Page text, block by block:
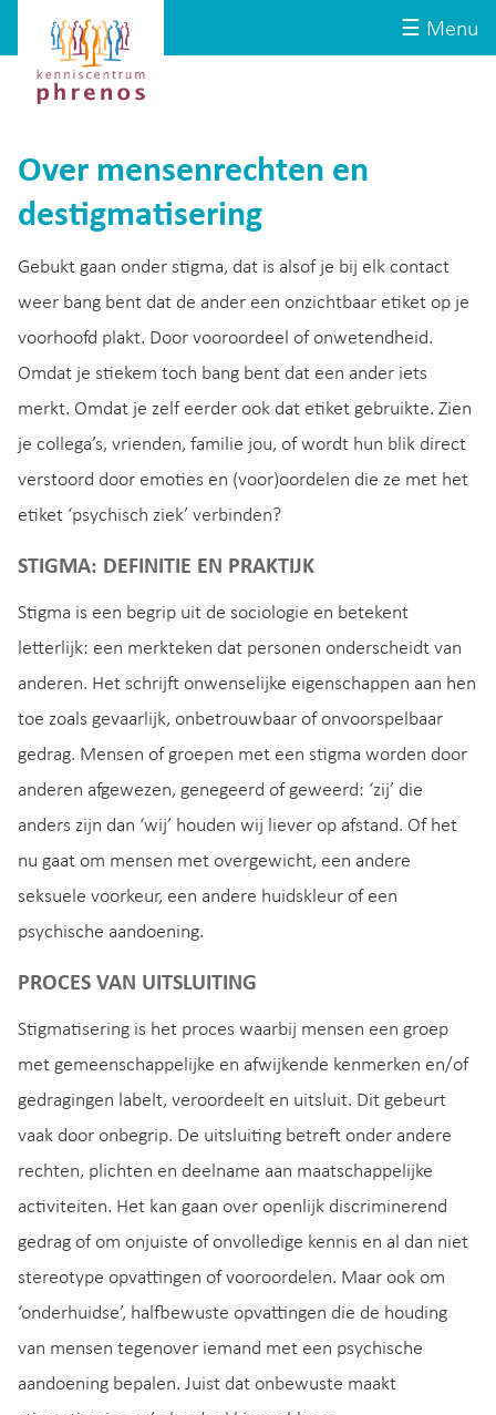
☰ Menu
Kenniscentrum
Phrenos
website
Over mensenrechten en
destigmatisering
Gebukt gaan onder stigma, dat is alsof je bij elk contact
weer bang bent dat de ander een onzichtbaar etiket op je
voorhoofd plakt. Door vooroordeel of onwetendheid.
Omdat je stiekem toch bang bent dat een ander iets
merkt. Omdat je zelf eerder ook dat etiket gebruikte. Zien
je collega’s, vrienden, familie jou, of wordt hun blik direct
verstoord door emoties en (voor)oordelen die ze met het
etiket ‘psychisch ziek’ verbinden?
STIGMA: DEFINITIE EN PRAKTIJK
Stigma is een begrip uit de sociologie en betekent
letterlijk: een merkteken dat personen onderscheidt van
anderen. Het schrijft onwenselijke eigenschappen aan hen
toe zoals gevaarlijk, onbetrouwbaar of onvoorspelbaar
gedrag. Mensen of groepen met een stigma worden door
anderen afgewezen, genegeerd of geweerd: ‘zij’ die
anders zijn dan ‘wij’ houden wij liever op afstand. Of het
nu gaat om mensen met overgewicht, een andere
seksuele voorkeur, een andere huidskleur of een
psychische aandoening.
PROCES VAN UITSLUITING
Stigmatisering is het proces waarbij mensen een groep
met gemeenschappelijke en afwijkende kenmerken en/of
gedragingen labelt, veroordeelt en uitsluit. Dit gebeurt
vaak door onbegrip. De uitsluiting betreft onder andere
rechten, plichten en deelname aan maatschappelijke
activiteiten. Het kan gaan over openlijk discriminerend
gedrag of om onjuiste of onvolledige kennis en al dan niet
stereotype opvattingen of vooroordelen. Maar ook om
‘onderhuidse’, halfbewuste opvattingen die de houding
van mensen tegenover iemand met een psychische
aandoening bepalen. Juist dat onbewuste maakt